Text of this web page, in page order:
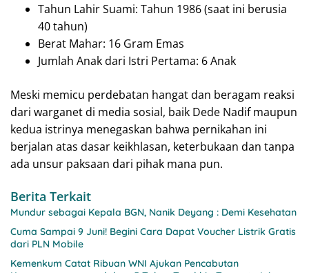
Tahun Lahir Suami: Tahun 1986 (saat ini berusia
40 tahun)
Berat Mahar: 16 Gram Emas
Jumlah Anak dari Istri Pertama: 6 Anak
Meski memicu perdebatan hangat dan beragam reaksi
dari warganet di media sosial, baik Dede Nadif maupun
kedua istrinya menegaskan bahwa pernikahan ini
berjalan atas dasar keikhlasan, keterbukaan dan tanpa
ada unsur paksaan dari pihak mana pun.
Berita Terkait
Mundur sebagai Kepala BGN, Nanik Deyang : Demi Kesehatan
Cuma Sampai 9 Juni! Begini Cara Dapat Voucher Listrik Gratis
dari PLN Mobile
Kemenkum Catat Ribuan WNI Ajukan Pencabutan